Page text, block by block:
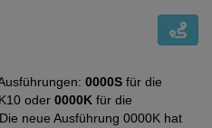
0000S für die
oder 0000K für die
neue Ausführung 0000K hat